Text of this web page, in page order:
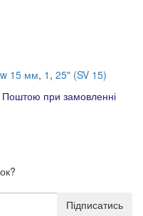
15 мм, 1 , 25" (SV 15)
при замовленні
Підписатись